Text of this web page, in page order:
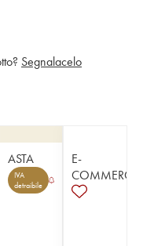
Segnalacelo
ASTA
IVA
detraibile
E-
COMMERCE